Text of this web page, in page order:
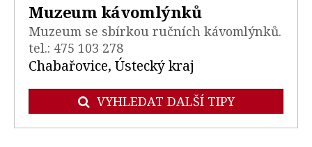
Muzeum kávomlýnků
Muzeum se sbírkou ručních kávomlýnků.
tel.: 475 103 278
Chabařovice, Ústecký kraj
VYHLEDAT DALŠÍ TIPY